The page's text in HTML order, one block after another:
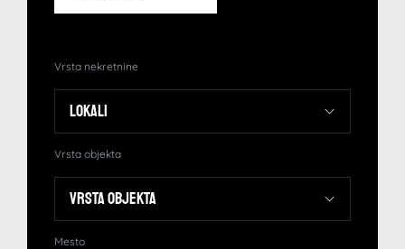
Vrsta nekretnine
Vrsta objekta
Mesto